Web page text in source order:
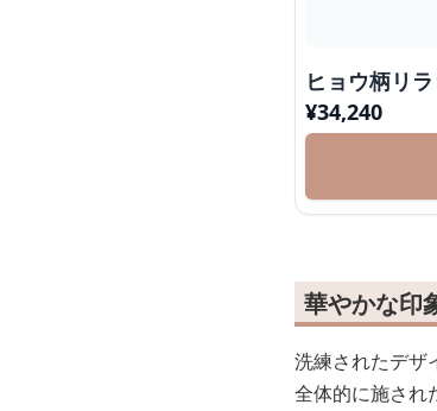
ヒョウ柄リ
¥34,240
華やかな印
洗練されたデザ
全体的に施され